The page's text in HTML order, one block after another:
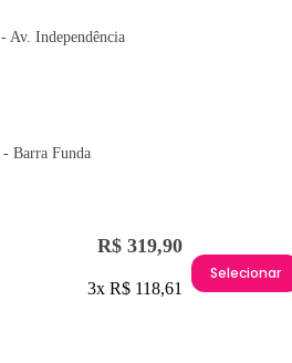
Av. Independência
Barra Funda
R$ 319,90
3x R$ 118,61
Selecionar